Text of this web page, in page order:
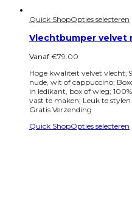
Quick ShopOpties selecteren
Vlechtbumper velvet
Vanaf €79.00
Hoge kwaliteit velvet vlecht;
nude, wit of cappuccino;
in ledikant, box of wieg;
vast te maken; Leuk te
Gratis Verzending
Quick ShopOpties selecteren